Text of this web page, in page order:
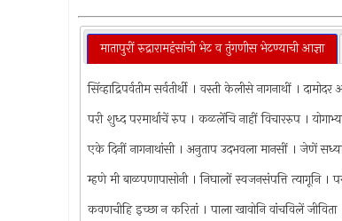
मातापुरीं रुद्रारामहंसांची भेट व तुंगणीस भेटण्याची आज्ञा
सिंव्हाद्रिपर्वतीम सर्वतीर्थी । वस्ती केलीसे नागनाथीं ।
परी शुध्द परमार्थाचें रुप । कळलेंचि नाहीं विचाररुप ।
एके दिनीं नागनाथांसी । अनुताप उदभवला मानसीं । जेणें
म्हणे मी बाळपणापासोनी । निघालों स्वजनसंपत्ति त्यागूनि
कवणचीहि इच्छा न करितां । पाला खावोनि वांचविलें